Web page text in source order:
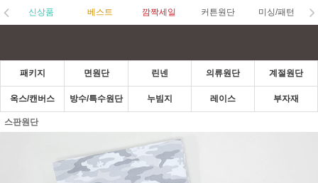
신상품 베스트 깜짝세일 커튼원단 미싱/패턴
패키지 면원단 린넨 의류원단 계절원단
옥스/캔버스 방수/특수원단 누빔지 레이스 부자재
스판원단